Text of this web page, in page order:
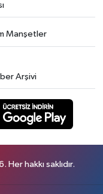
Manşetler
Arşivi
hakkı saklıdır.